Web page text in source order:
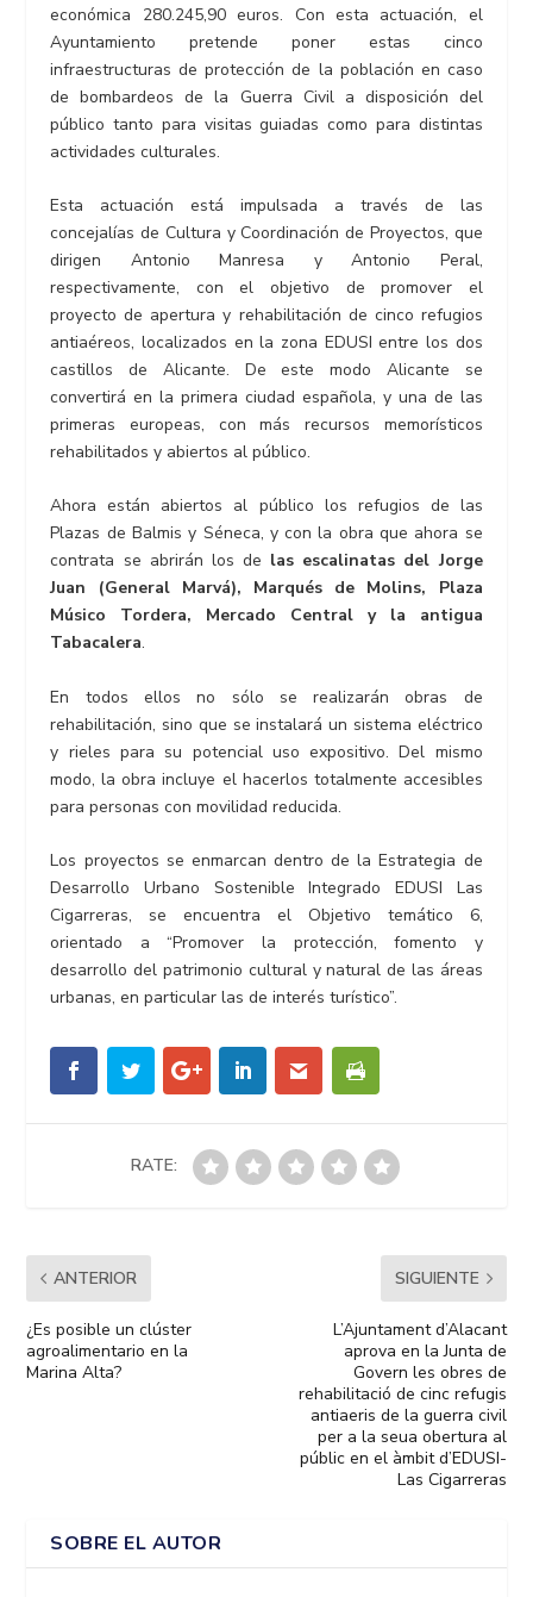
económica 280.245,90 euros. Con esta actuación, el
Ayuntamiento pretende poner estas cinco
infraestructuras de protección de la población en caso
de bombardeos de la Guerra Civil a disposición del
público tanto para visitas guiadas como para distintas
actividades culturales.
Esta actuación está impulsada a través de las
concejalías de Cultura y Coordinación de Proyectos, que
dirigen Antonio Manresa y Antonio Peral,
respectivamente, con el objetivo de promover el
proyecto de apertura y rehabilitación de cinco refugios
antiaéreos, localizados en la zona EDUSI entre los dos
castillos de Alicante. De este modo Alicante se
convertirá en la primera ciudad española, y una de las
primeras europeas, con más recursos memorísticos
rehabilitados y abiertos al público.
Ahora están abiertos al público los refugios de las
Plazas de Balmis y Séneca, y con la obra que ahora se
contrata se abrirán los de las escalinatas del Jorge
Juan (General Marvá), Marqués de Molins, Plaza
Músico Tordera, Mercado Central y la antigua
Tabacalera.
En todos ellos no sólo se realizarán obras de
rehabilitación, sino que se instalará un sistema eléctrico
y rieles para su potencial uso expositivo. Del mismo
modo, la obra incluye el hacerlos totalmente accesibles
para personas con movilidad reducida.
Los proyectos se enmarcan dentro de la Estrategia de
Desarrollo Urbano Sostenible Integrado EDUSI Las
Cigarreras, se encuentra el Objetivo temático 6,
orientado a “Promover la protección, fomento y
desarrollo del patrimonio cultural y natural de las áreas
urbanas, en particular las de interés turístico”.
RATE:
ANTERIOR
¿Es posible un clúster
agroalimentario en la
Marina Alta?
SIGUIENTE
L’Ajuntament d’Alacant
aprova en la Junta de
Govern les obres de
rehabilitació de cinc refugis
antiaeris de la guerra civil
per a la seua obertura al
públic en el àmbit d’EDUSI-
Las Cigarreras
SOBRE EL AUTOR